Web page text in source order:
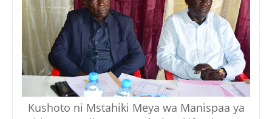
Kushoto ni Mstahiki Meya wa Manispaa ya